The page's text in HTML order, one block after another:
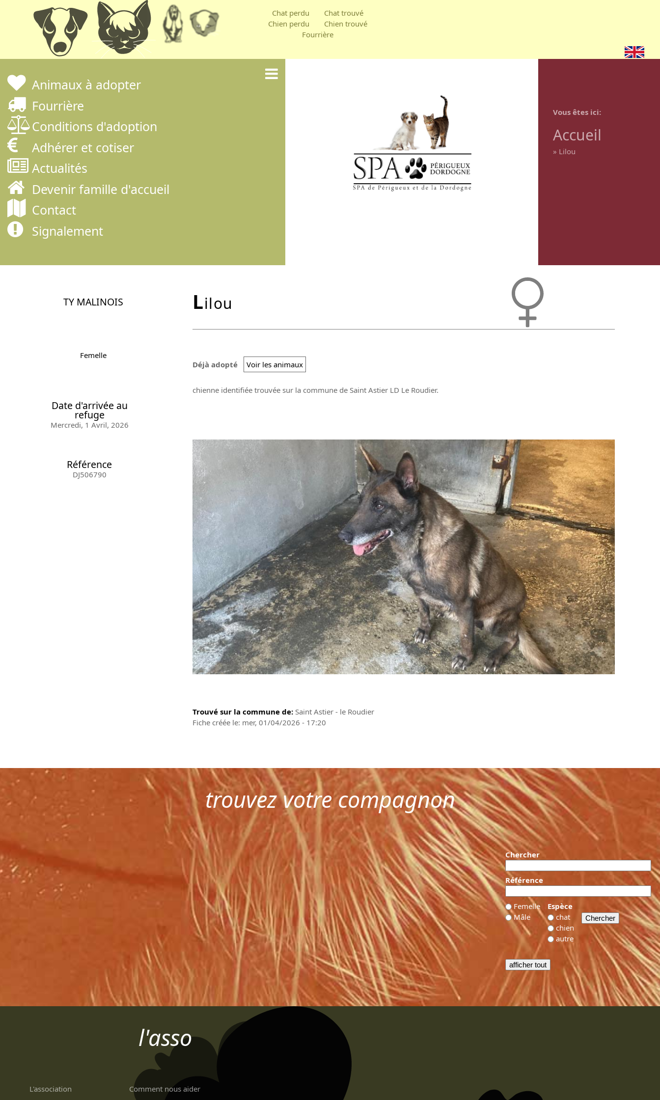
au
contenu
Chat perdu
Chat trouvé
Chien perdu
Chien trouvé
Fourrière
Animaux à adopter
Fourrière
Conditions d'adoption
Adhérer et cotiser
Actualités
Devenir famille d'accueil
Contact
Signalement
Vous êtes ici
Accueil
» Lilou
lilou
Déjà adopté Voir les animaux
chienne identifiée trouvée sur la commune de Saint Astier LD Le Roudier.
Trouvé sur la commune de: Saint Astier - le Roudier
Fiche créée le: mer, 01/04/2026 - 17:20
TY MALINOIS
Femelle
Date d'arrivée au
refuge
Mercredi, 1 Avril, 2026
Référence
DJ506790
trouvez votre compagnon
Chercher
Référence
Femelle
Mâle
Espèce
chat
chien
autre
l'asso
L'association Comment nous aider